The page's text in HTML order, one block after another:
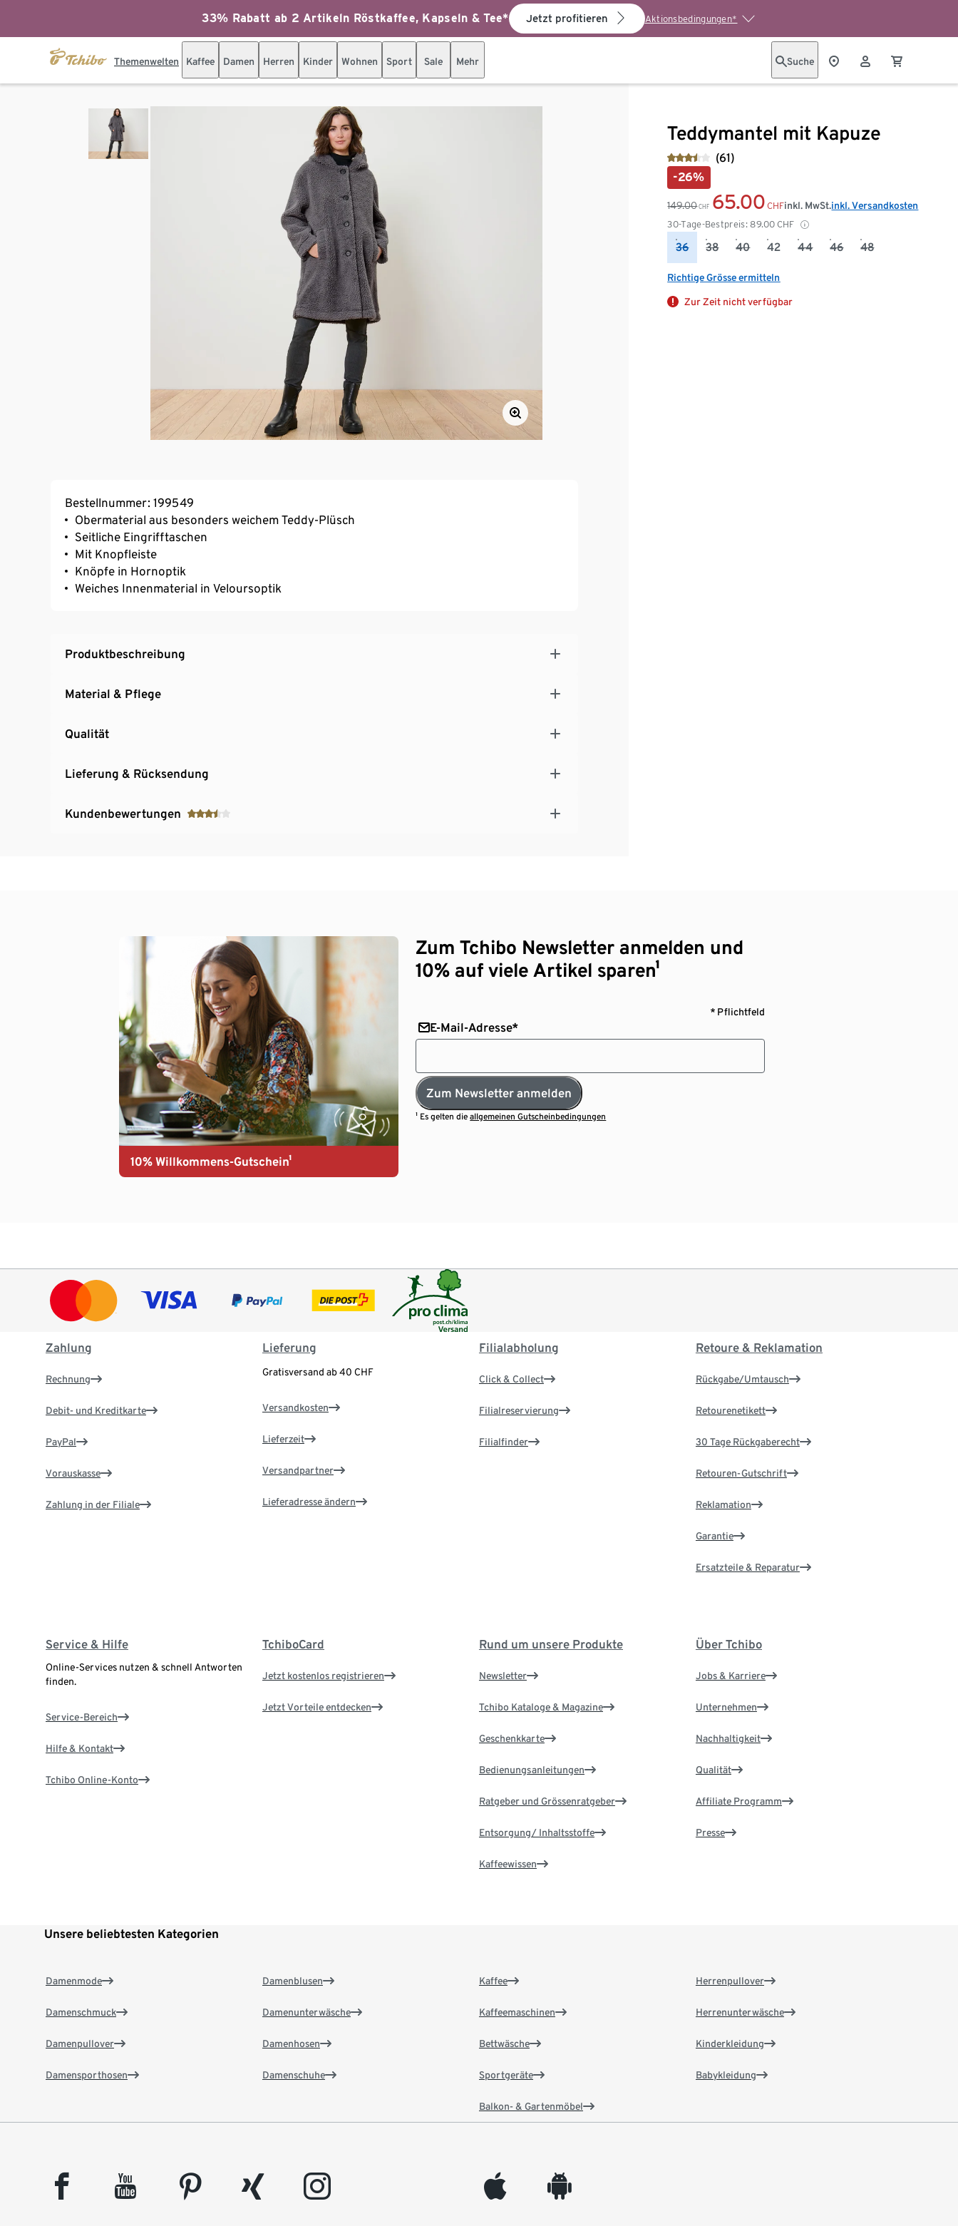
33% Rabatt ab 2 Artikeln Röstkaffee, Kapseln & Tee* Jetzt profitieren Aktionsbedingungen*
Themenwelten Kaffee Damen Herren Kinder Wohnen Sport Sale Mehr Suche
Teddymantel mit Kapuze
(61)
-26%
149.00 CHF 65.00 CHF
30-Tage-Bestpreis: 89.00 CHF
inkl. MwSt.inkl. Versandkosten
36 38 40 42 44 46 48
Richtige Grösse ermitteln
Zur Zeit nicht verfügbar
Bestellnummer: 199549
Obermaterial aus besonders weichem Teddy-Plüsch
Seitliche Eingrifftaschen
Mit Knopfleiste
Knöpfe in Hornoptik
Weiches Innenmaterial in Veloursoptik
Produktbeschreibung
Material & Pflege
Qualität
Lieferung & Rücksendung
Kundenbewertungen
10% Willkommens-Gutschein¹
Zum Tchibo Newsletter anmelden und
10% auf viele Artikel sparen¹
* Pflichtfeld
E-Mail-Adresse*
Zum Newsletter anmelden
¹ Es gelten dieallgemeinen Gutscheinbedingungen
Zahlung
Rechnung
Debit- und Kreditkarte
PayPal
Vorauskasse
Zahlung in der Filiale
Lieferung
Gratisversand ab 40 CHF
Versandkosten
Lieferzeit
Versandpartner
Lieferadresse ändern
Filialabholung
Click & Collect
Filialreservierung
Filialfinder
Retoure & Reklamation
Rückgabe/Umtausch
Retourenetikett
30 Tage Rückgaberecht
Retouren-Gutschrift
Reklamation
Garantie
Ersatzteile & Reparatur
Service & Hilfe
Online-Services nutzen & schnell Antworten
finden.
Service-Bereich
Hilfe & Kontakt
Tchibo Online-Konto
TchiboCard
Jetzt kostenlos registrieren
Jetzt Vorteile entdecken
Rund um unsere Produkte
Newsletter
Tchibo Kataloge & Magazine
Geschenkkarte
Bedienungsanleitungen
Ratgeber und Grössenratgeber
Entsorgung/ Inhaltsstoffe
Kaffeewissen
Über Tchibo
Jobs & Karriere
Unternehmen
Nachhaltigkeit
Qualität
Affiliate Programm
Presse
Unsere beliebtesten Kategorien
Damenmode
Damenschmuck
Damenpullover
Damensporthosen
Damenblusen
Damenunterwäsche
Damenhosen
Damenschuhe
Kaffee
Kaffeemaschinen
Bettwäsche
Sportgeräte
Balkon- & Gartenmöbel
Herrenpullover
Herrenunterwäsche
Kinderkleidung
Babykleidung
facebook youtube pinterest xing instagram appleinc android